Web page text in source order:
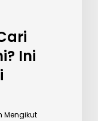
Ini
Mengikut